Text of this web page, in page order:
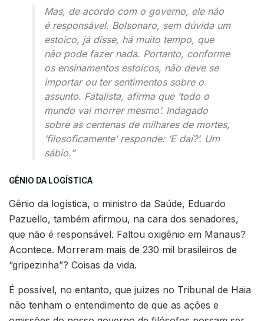
Mas, de acordo com o governo, ele não
é responsável. Bolsonaro, sem dúvida um
estoico, já disse, há muito tempo, que
não pode fazer nada. Portanto, conforme
os ensinamentos estoicos, não deve se
importar ou ter sentimentos sobre o
assunto. Fatalista, afirma que ‘todo o
mundo vai morrer mesmo’. Indagado
sobre as centenas de milhares de mortes,
‘filosoficamente’ responde: ‘E daí?’. Um
sábio.”
GÊNIO DA LOGÍSTICA
Gênio da logística, o ministro da Saúde, Eduardo
Pazuello, também afirmou, na cara dos senadores,
que não é responsável. Faltou oxigênio em Manaus?
Acontece. Morreram mais de 230 mil brasileiros de
“gripezinha”? Coisas da vida.
É possível, no entanto, que juízes no Tribunal de Haia
não tenham o entendimento de que as ações e